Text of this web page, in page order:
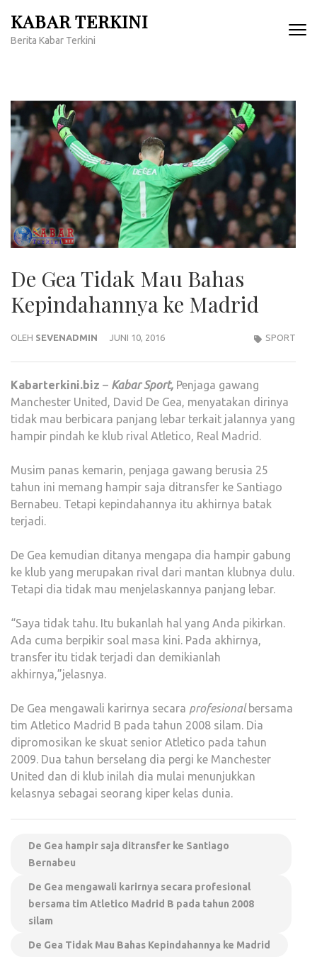
konten
KABAR TERKINI
Berita Kabar Terkini
De Gea Tidak Mau Bahas
Kepindahannya ke Madrid
OLEH SEVENADMIN JUNI 10, 2016 SPORT
Kabarterkini.biz – Kabar Sport, Penjaga gawang
Manchester United, David De Gea, menyatakan dirinya
tidak mau berbicara panjang lebar terkait jalannya yang
hampir pindah ke klub rival Atletico, Real Madrid.
Musim panas kemarin, penjaga gawang berusia 25
tahun ini memang hampir saja ditransfer ke Santiago
Bernabeu. Tetapi kepindahannya itu akhirnya batak
terjadi.
De Gea kemudian ditanya mengapa dia hampir gabung
ke klub yang merupakan rival dari mantan klubnya dulu.
Tetapi dia tidak mau menjelaskannya panjang lebar.
“Saya tidak tahu. Itu bukanlah hal yang Anda pikirkan.
Ada cuma berpikir soal masa kini. Pada akhirnya,
transfer itu tidak terjadi dan demikianlah
akhirnya,”jelasnya.
De Gea mengawali karirnya secara profesionalbersama
tim Atletico Madrid B pada tahun 2008 silam. Dia
dipromosikan ke skuat senior Atletico pada tahun
2009. Dua tahun berselang dia pergi ke Manchester
United dan di klub inilah dia mulai menunjukkan
kelasnya sebagai seorang kiper kelas dunia.
De Gea hampir saja ditransfer ke Santiago
Bernabeu
De Gea mengawali karirnya secara profesional
bersama tim Atletico Madrid B pada tahun 2008
silam
De Gea Tidak Mau Bahas Kepindahannya ke Madrid